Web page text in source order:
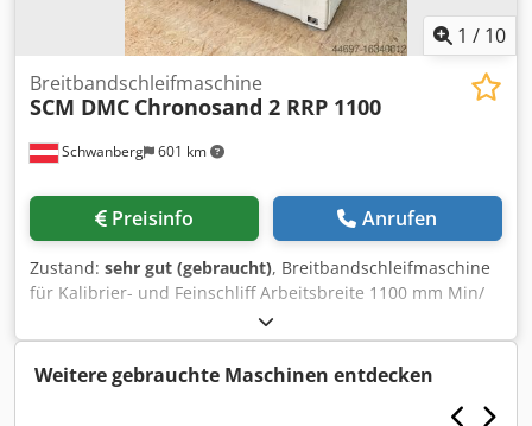
1 / 10
Schwanberg 601 km
Breitbandschleifmaschine
SCM DMC Chronosand 2 RRP 1100
Preisinfo Anrufen
Zustand: sehr gut (gebraucht), Breitbandschleifmaschine
für Kalibrier- und Feinschliff Arbeitsbreite 1100 mm Min/
max. Werkstückhöhe 3 - 120 mm Vorschubmotorleistung
0,8 kW Schleifbandgeschwindigkeit 18 m/sec
Schliefbandmaß 1115 x 2620 mm Vorschubgeschwindigkeit
4,5 / 9 m/ min Absauganschluss 3 x 160 mm
Weitere gebrauchte Maschinen entdecken